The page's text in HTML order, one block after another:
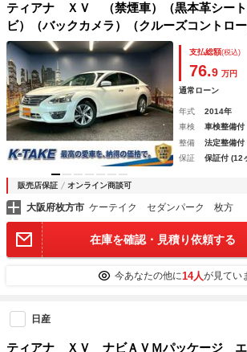
ティアナ ＸＶ （禁煙車）（黒本革シート
ビ）（バックカメラ）（クルーズコントロ
ター＆クーラー）（オットマン）（パワーシ
ッドライト）（オートライト）（純正１７
支払総額(税込)
76.9 万円
通常ローン
年式 2014年
車検
車検整備付
整備
法定整備付
保証
保証付 (12
販売店保証 オンライン商談可
大阪府枚方市 ケーテイク セダンパーク 枚方
在庫を確認・見積り依頼する
今あなたの他に14人が見てい
日産
ティアナ ＸＶ ナビＡＶＭパッケージ エ